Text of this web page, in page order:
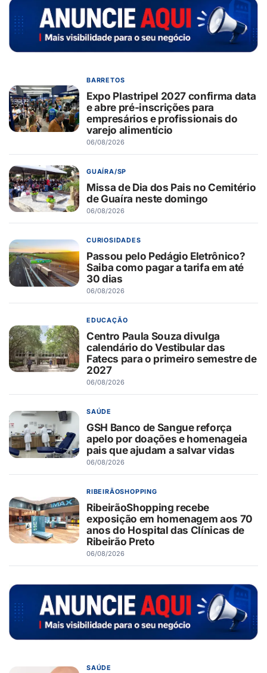
BARRETOS
Expo Plastripel 2027 confirma data
e abre pré-inscrições para
empresários e profissionais do
varejo alimentício
06/08/2026
GUAÍRA/SP
Missa de Dia dos Pais no Cemitério
de Guaíra neste domingo
06/08/2026
CURIOSIDADES
Passou pelo Pedágio Eletrônico?
Saiba como pagar a tarifa em até
30 dias
06/08/2026
EDUCAÇÃO
Centro Paula Souza divulga
calendário do Vestibular das
Fatecs para o primeiro semestre de
2027
06/08/2026
SAÚDE
GSH Banco de Sangue reforça
apelo por doações e homenageia
pais que ajudam a salvar vidas
06/08/2026
RIBEIRÃOSHOPPING
RibeirãoShopping recebe
exposição em homenagem aos 70
anos do Hospital das Clínicas de
Ribeirão Preto
06/08/2026
SAÚDE